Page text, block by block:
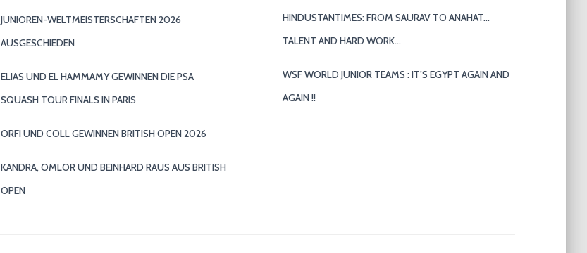
JUNIOREN-WELTMEISTERSCHAFTEN 2026
AUSGESCHIEDEN
ELIAS UND EL HAMMAMY GEWINNEN DIE PSA
SQUASH TOUR FINALS IN PARIS
ORFI UND COLL GEWINNEN BRITISH OPEN 2026
KANDRA, OMLOR UND BEINHARD RAUS AUS BRITISH
OPEN
HINDUSTANTIMES: FROM SAURAV TO ANAHAT…
TALENT AND HARD WORK…
WSF WORLD JUNIOR TEAMS : IT’S EGYPT AGAIN AND
AGAIN !!